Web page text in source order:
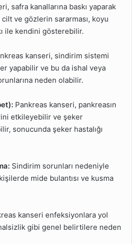
safra kanallarına baskı yaparak
cilt ve gözlerin sararması, koyu
ile kendini gösterebilir.
kanseri, sindirim sistemi
yapabilir ve bu da ishal veya
neden olabilir.
Pankreas kanseri, pankreasın
etkileyebilir ve şeker
sonucunda şeker hastalığı
Sindirim sorunları nedeniyle
mide bulantısı ve kusma
kanseri enfeksiyonlara yol
gibi genel belirtilere neden